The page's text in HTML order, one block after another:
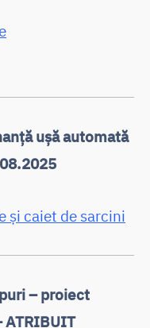
ușă automată
și caiet de sarcini
– proiect
ATRIBUIT